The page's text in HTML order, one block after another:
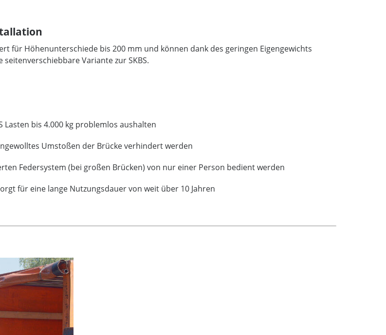
für Höhenunterschiede bis 200 mm und können dank des geringen Eigengewichts
seitenverschiebbare Variante zur SKBS.
Lasten bis 4.000 kg problemlos aushalten
Umstoßen der Brücke verhindert werden
Federsystem (bei großen Brücken) von nur einer Person bedient werden
für eine lange Nutzungsdauer von weit über 10 Jahren